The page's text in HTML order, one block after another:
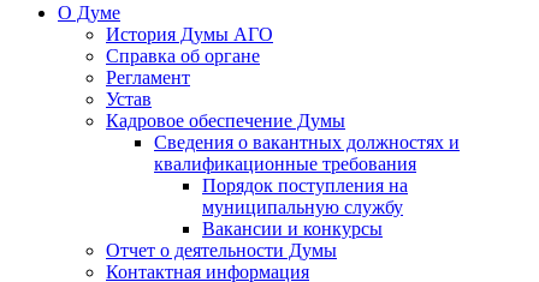
О Думе
История Думы АГО
Справка об органе
Регламент
Устав
Кадровое обеспечение Думы
Сведения о вакантных должностях и
квалификационные требования
Порядок поступления на
муниципальную службу
Вакансии и конкурсы
Отчет о деятельности Думы
Контактная информация